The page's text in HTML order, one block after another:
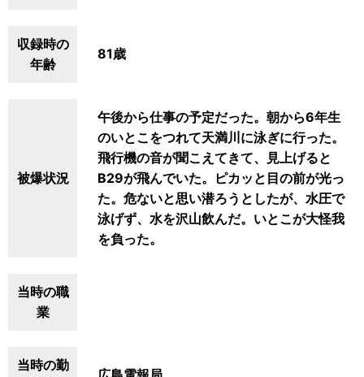
収録時の
年齢
81歳
被爆状況
午後から仕事の予定だった。朝から6年生
のいとこをつれて天満川に泳ぎに行った。
飛行機の音が聞こえてきて、見上げると
B29が飛んでいた。ピカッと目の前が光っ
た。危ないと思い潜ろうとしたが、水圧で
泳げず、水を沢山飲んだ。いとこが大怪我
を負った。
当時の職
業
当時の勤